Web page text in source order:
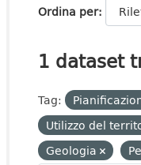
Ordina per
1 dataset
Tag:
Utilizzo del
Geologia